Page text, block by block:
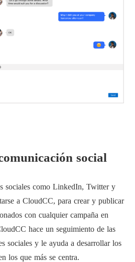
social
sociales como LinkedIn, Twitter y
a CloudCC, para crear y publicar
con cualquier campaña en
hace un seguimiento de las
sociales y le ayuda a desarrollar los
los que más se centra.